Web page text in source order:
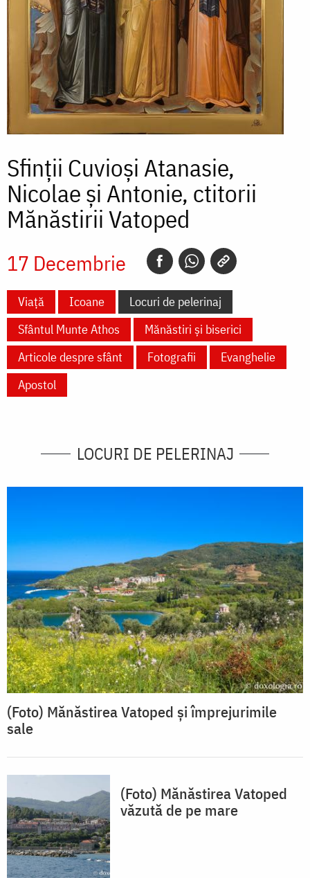
Sfinții Cuvioși Atanasie,
Nicolae și Antonie, ctitorii
Mănăstirii Vatoped
17 Decembrie
Viață Icoane
Locuri de pelerinaj
Sfântul Munte Athos
Mănăstiri și biserici
Articole despre sfânt
Fotografii
Evanghelie
Apostol
LOCURI DE PELERINAJ
(Foto) Mănăstirea Vatoped și împrejurimile
sale
(Foto) Mănăstirea Vatoped
văzută de pe mare